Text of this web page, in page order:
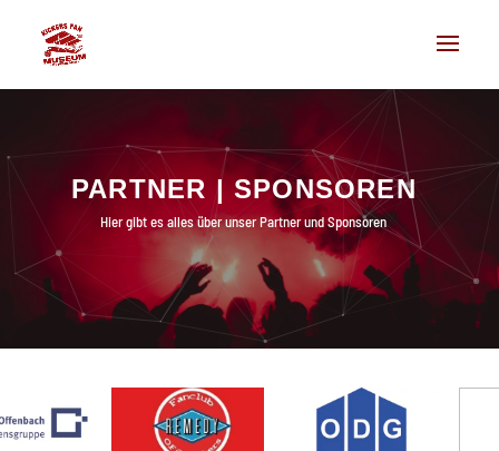
PARTNER | SPONSOREN
Hier gibt es alles über unser Partner und Sponsoren